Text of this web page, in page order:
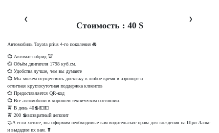
❮ ❯
Стоимость : 40 $
Автомобиль Toyota prius 4-го поколения 🚘
💞 Автомат-гибрид 🚖
💞 Объём двигателя 1798 куб.см.
💞 Удобства лучше, чем вы думаете
💞 Мы можем осуществить доставку в любое время в аэропорт и
отличная круглосуточная поддержка клиентов
💞 Предоставляется QR-код
💞 Все автомобили в хорошем техническом состоянии.
🚖 В день 40💲💵💵
🚖 200 💲возвратный депозит
🤝А если хотите, мы оформим необходимые вам водительские права для вождения на Шри-Ланке
и выдадим их вам. ❣️